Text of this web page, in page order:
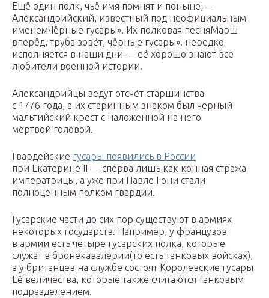
Ещё один полк, чьё имя помнят и поныне, —
Александрийский, известный под неофициальным
именемЧёрные гусары». Их полковая песняМарш
вперёд, труба зовёт, чёрные гусары»! нередко
исполняется в наши дни — её хорошо знают все
любители военной истории.
Александрийцы ведут отсчёт старшинства
с 1776 года, а их старинным знаком был чёрный
мальтийский крест с наложенной на него
мёртвой головой.
Гвардейские гусары появились в России
при Екатерине II — сперва лишь как конная стража
императрицы, а уже при Павле I они стали
полноценным полком гвардии.
Гусарские части до сих пор существуют в армиях
некоторых государств. Например, у французов
в армии есть четыре гусарских полка, которые
служат в бронекавалерии(то есть танковых войсках),
а у британцев на службе состоят Королевские гусары
Её величества, которые также считаются танковым
подразделением.